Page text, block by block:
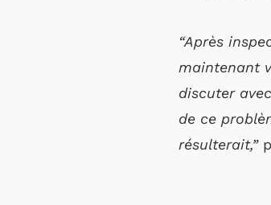
“Après
maintenant
discuter
de ce
résulterait,”